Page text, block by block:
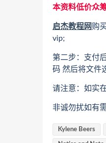
本资料低价众
启杰教程网购
vip;
第二步：支付
码 然后将文件
请注意：如实
非诚勿扰如有
Kylene Beers